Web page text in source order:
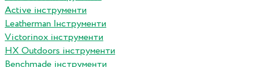
Active інструменти
Leatherman Інструменти
Victorinox інструменти
HX Outdoors інструменти